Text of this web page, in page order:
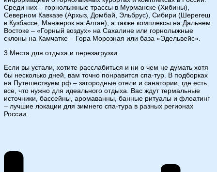
Среди них – горнолыжные трассы в Мурманске (Хибины),
Северном Кавказе (Архыз, Домбай, Эльбрус), Сибири (Шерегеш
в Кузбассе, Манжерок на Алтае), а также комплексы на Дальнем
Востоке – «Горный воздух» на Сахалине или горнолыжные
склоны на Камчатке – Гора Морозная или база «Эдельвейс».
3.Места для отдыха и перезагрузки
Если вы устали, хотите расслабиться и ни о чем не думать хотя
бы несколько дней, вам точно понравится спа-тур. В подборках
на Путешествуем.рф – загородные отели и санатории, где есть
все, что нужно для идеального отдыха. Вас ждут термальные
источники, бассейны, аромаванны, банные ритуалы и флоатинг
– лучшие локации для зимнего спа-тура в разных регионах
России.